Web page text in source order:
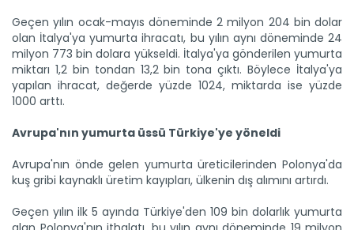
Geçen yılın ocak-mayıs döneminde 2 milyon 204 bin dolar
olan İtalya'ya yumurta ihracatı, bu yılın aynı döneminde 24
milyon 773 bin dolara yükseldi. İtalya'ya gönderilen yumurta
miktarı 1,2 bin tondan 13,2 bin tona çıktı. Böylece İtalya'ya
yapılan ihracat, değerde yüzde 1024, miktarda ise yüzde
1000 arttı.
Avrupa'nın yumurta üssü Türkiye'ye yöneldi
Avrupa'nın önde gelen yumurta üreticilerinden Polonya'da
kuş gribi kaynaklı üretim kayıpları, ülkenin dış alımını artırdı.
Geçen yılın ilk 5 ayında Türkiye'den 109 bin dolarlık yumurta